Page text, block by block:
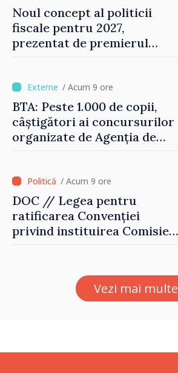
Noul concept al politicii
fiscale pentru 2027,
prezentat de premierul
investițiile, taxăm viciile și
echilibrăm taxarea
consumului”
/ Acum 9 ore
BTA: Peste 1.000 de copii,
câștigători ai concursurilor
organizate de Agenția de
/ Acum 9 ore
DOC // Legea pentru
ratificarea Convenției
privind instituirea Comisiei
Monitorul Oficial
Vezi mai multe